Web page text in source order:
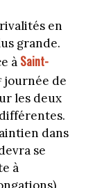
rivalités en
grande.
à Saint-
journée de
les deux
dans
se
à